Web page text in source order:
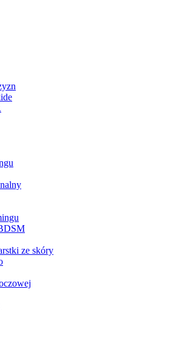
ze skóry